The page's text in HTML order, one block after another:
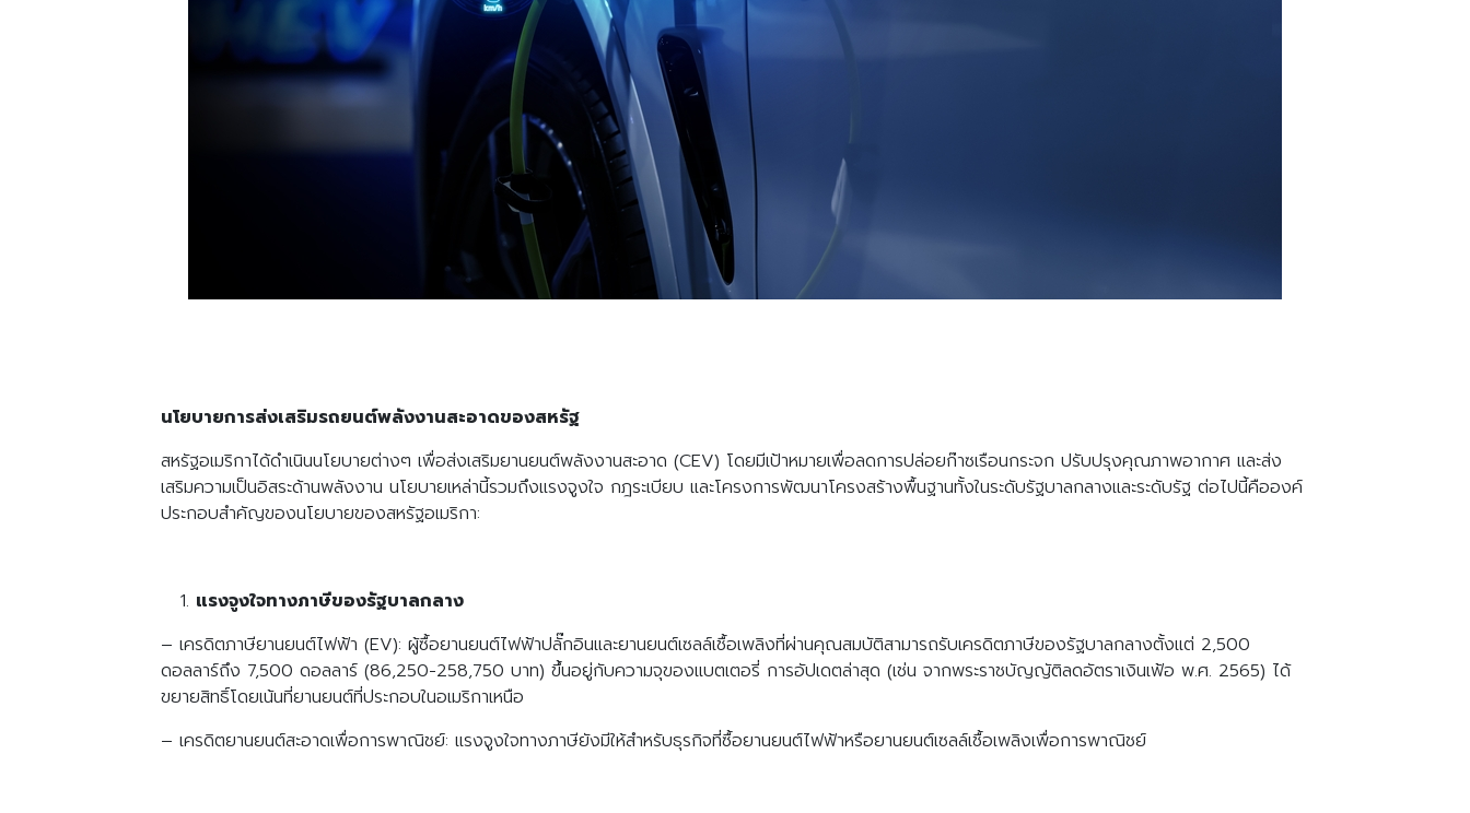
นโยบายการส่งเสริมรถยนต์พลังงานสะอาดของสหรัฐ
สหรัฐอเมริกาได้ดำเนินนโยบายต่างๆ เพื่อส่งเสริมยานยนต์พลังงานสะอาด (CEV) โดยมีเป้าหมายเพื่อลดการปล่อยก๊าซเรือนกระจก ปรับปรุงคุณภาพอากาศ และส่ง
เสริมความเป็นอิสระด้านพลังงาน นโยบายเหล่านี้รวมถึงแรงจูงใจ กฎระเบียบ และโครงการพัฒนาโครงสร้างพื้นฐานทั้งในระดับรัฐบาลกลางและระดับรัฐ ต่อไปนี้คือองค์
ประกอบสำคัญของนโยบายของสหรัฐอเมริกา:
แรงจูงใจทางภาษีของรัฐบาลกลาง
– เครดิตภาษียานยนต์ไฟฟ้า (EV): ผู้ซื้อยานยนต์ไฟฟ้าปลั๊กอินและยานยนต์เซลล์เชื้อเพลิงที่ผ่านคุณสมบัติสามารถรับเครดิตภาษีของรัฐบาลกลางตั้งแต่ 2,500
ดอลลาร์ถึง 7,500 ดอลลาร์ (86,250-258,750 บาท) ขึ้นอยู่กับความจุของแบตเตอรี่ การอัปเดตล่าสุด (เช่น จากพระราชบัญญัติลดอัตราเงินเฟ้อ พ.ศ. 2565) ได้
ขยายสิทธิ์โดยเน้นที่ยานยนต์ที่ประกอบในอเมริกาเหนือ
– เครดิตยานยนต์สะอาดเพื่อการพาณิชย์: แรงจูงใจทางภาษียังมีให้สำหรับธุรกิจที่ซื้อยานยนต์ไฟฟ้าหรือยานยนต์เซลล์เชื้อเพลิงเพื่อการพาณิชย์